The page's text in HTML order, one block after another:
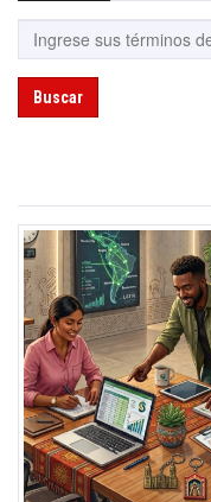
Buscar